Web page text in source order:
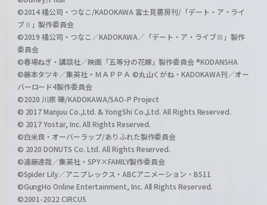
©2014 橘公司・つなこ/KADOKAWA 富士見書房刊/「デート・ア・ライ
ブⅡ」製作委員会
©2019 橘公司・つなこ／KADOKAWA／「デート・ア・ライブⅢ」製作
委員会
©春場ねぎ・講談社／映画「五等分の花嫁」製作委員会 ®KODANSHA
©藤本タツキ／集英社・ＭＡＰＰＡ ©丸山くがね・KADOKAWA刊／オー
バーロード4製作委員会
©2020 川原 礫/KADOKAWA/SAO-P Project
© 2017 Manjuu Co.,Ltd. & YongShi Co.,Ltd. All Rights Reserved.
© 2017 Yostar, Inc. All Rights Reserved.
©白米良・オーバーラップ/ありふれた製作委員会
© 2020 DONUTS Co. Ltd. All Rights Reserved.
©遠藤達哉／集英社・SPY×FAMILY製作委員会
©Spider Lily／アニプレックス・ABCアニメーション・BS11
©GungHo Online Entertainment, Inc. All Rights Reserved.
©2001-2022 CIRCUS